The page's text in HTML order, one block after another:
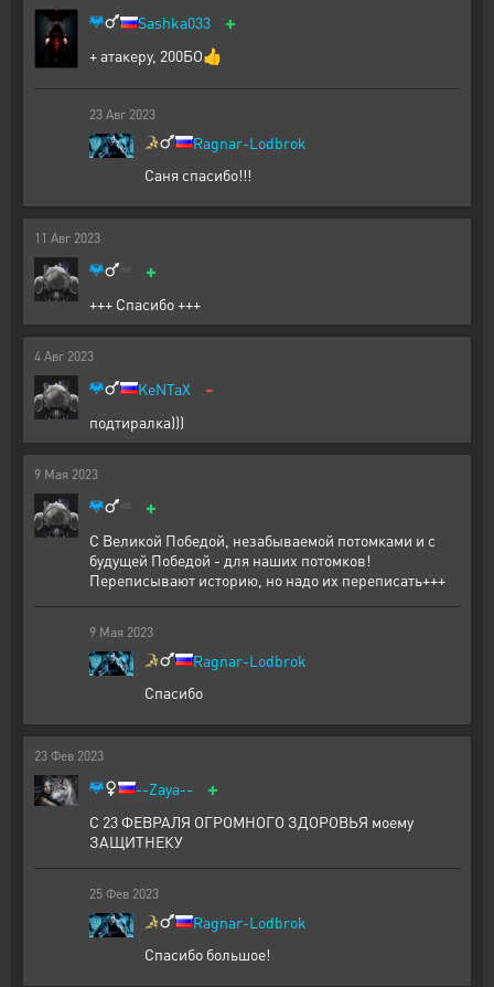
Sashka033 +
+ атакеру, 200БО👍
23 Авг 2023
Ragnar-Lodbrok
Саня спасибо!!!
11 Авг 2023
+
+++ Спасибо +++
4 Авг 2023
KeNTaX -
подтиралка)))
9 Мая 2023
+
С Великой Победой, незабываемой потомками и с
будущей Победой - для наших потомков!
Переписывают историю, но надо их переписать+++
9 Мая 2023
Ragnar-Lodbrok
Спасибо
23 Фев 2023
--Zaya-- +
С 23 ФЕВРАЛЯ ОГРОМНОГО ЗДОРОВЬЯ моему
ЗАЩИТНЕКУ
25 Фев 2023
Ragnar-Lodbrok
Спасибо большое!